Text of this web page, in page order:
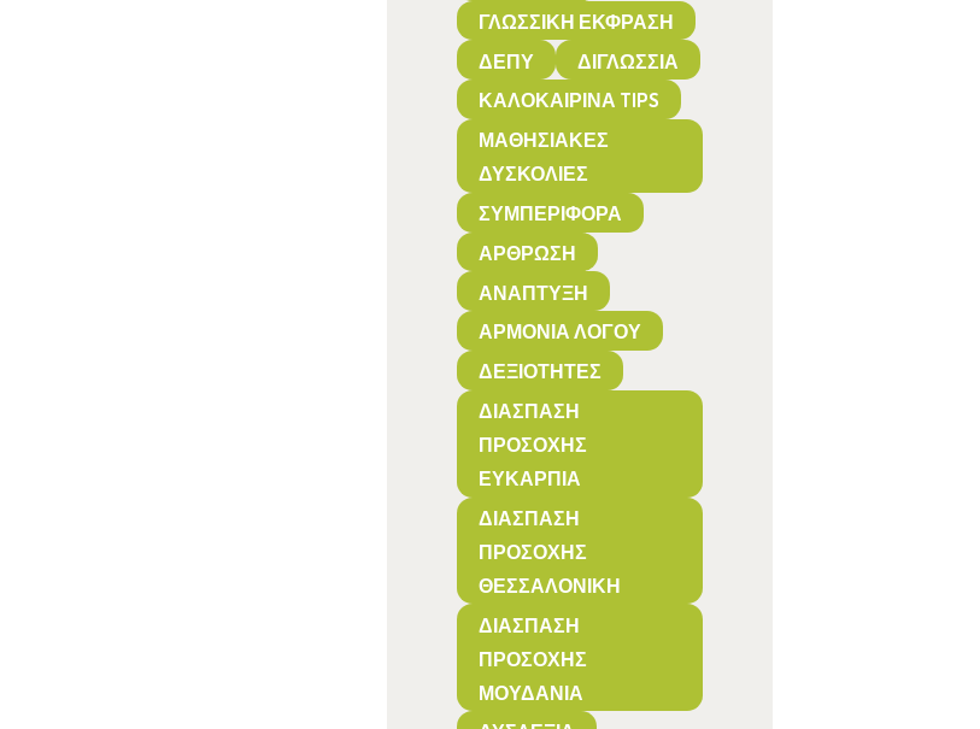
ΓΛΩΣΣΙΚΉ ΈΚΦΡΑΣΗ
ΔΕΠΥ
ΔΙΓΛΩΣΣΊΑ
ΚΑΛΟΚΑΙΡΙΝΆ TIPS
ΜΑΘΗΣΙΑΚΈΣ
ΔΥΣΚΟΛΊΕΣ
ΣΥΜΠΕΡΙΦΟΡΆ
ΆΡΘΡΩΣΗ
ΑΝΆΠΤΥΞΗ
ΑΡΜΟΝΊΑ ΛΌΓΟΥ
ΔΕΞΙΌΤΗΤΕΣ
ΔΙΆΣΠΑΣΗ
ΠΡΟΣΟΧΉΣ
ΕΥΚΑΡΠΊΑ
ΔΙΆΣΠΑΣΗ
ΠΡΟΣΟΧΉΣ
ΘΕΣΣΑΛΟΝΊΚΗ
ΔΙΆΣΠΑΣΗ
ΠΡΟΣΟΧΉΣ
ΜΟΥΔΑΝΙΆ